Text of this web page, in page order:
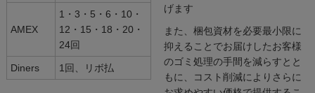
AMEX
1・3・5・6・10・
12・15・18・20・
24回
Diners 1回、リボ払
げます
また、梱包資材を必要最小限に
抑えることでお届けしたお客様
のゴミ処理の手間を減らすとと
もに、コスト削減によりさらに